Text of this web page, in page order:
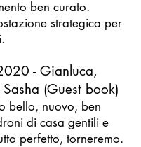
ben curato.
strategica per
- Gianluca,
(Guest book)
bello, nuovo, ben
di casa gentili e
perfetto, torneremo.